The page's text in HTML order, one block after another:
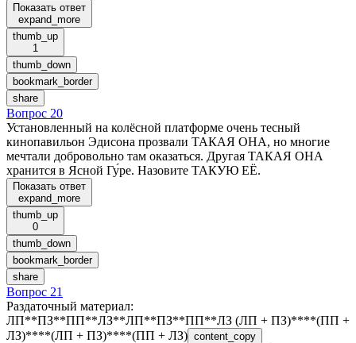
Показать ответ
expand_more
thumb_up
1
thumb_down
bookmark_border
share
Вопрос 20
Установленный на колёсной платформе очень тесный
кинопавильон Эдисона прозвали ТАКАЯ ОНА, но многие
мечтали добровольно там оказаться. Другая ТАКАЯ ОНА
хранится в Ясной Гу́ре. Назовите ТАКУЮ ЕЁ.
Показать ответ
expand_more
thumb_up
0
thumb_down
bookmark_border
share
Вопрос 21
Раздаточный материал:
ЛП**ПЗ**ПП**ЛЗ**ЛП**ПЗ**ПП**ЛЗ (ЛП + ПЗ)****(ПП +
ЛЗ)****(ЛП + ПЗ)****(ПП + ЛЗ) content_copy